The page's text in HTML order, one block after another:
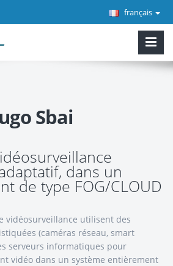
français
Sbai
dans un
de type FOG/CLOUD
vidéosurveillance utilisent des
(caméras réseau, smart
serveurs informatiques pour
vidéo dans un système entièrement